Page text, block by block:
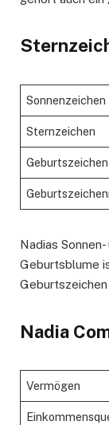
Sonnenzeichen
Sternzeichen
Nadias
Geburtsblume
Nadia
Vermögen